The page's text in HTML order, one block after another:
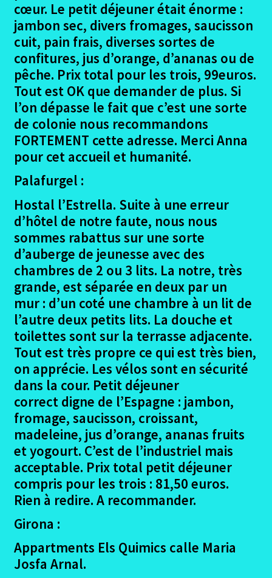
cœur. Le petit déjeuner était énorme :
jambon sec, divers fromages, saucisson
cuit, pain frais, diverses sortes de
confitures, jus d’orange, d’ananas ou de
pêche. Prix total pour les trois, 99euros.
Tout est OK que demander de plus. Si
l’on dépasse le fait que c’est une sorte
de colonie nous recommandons
FORTEMENT cette adresse. Merci Anna
pour cet accueil et humanité.
Palafurgel :
Hostal l’Estrella. Suite à une erreur
d’hôtel de notre faute, nous nous
sommes rabattus sur une sorte
d’auberge de jeunesse avec des
chambres de 2 ou 3 lits. La notre, très
grande, est séparée en deux par un
mur : d’un coté une chambre à un lit de
l’autre deux petits lits. La douche et
toilettes sont sur la terrasse adjacente.
Tout est très propre ce qui est très bien,
on apprécie. Les vélos sont en sécurité
dans la cour. Petit déjeuner
correct digne de l’Espagne : jambon,
fromage, saucisson, croissant,
madeleine, jus d’orange, ananas fruits
et yogourt. C’est de l’industriel mais
acceptable. Prix total petit déjeuner
compris pour les trois : 81,50 euros.
Rien à redire. A recommander.
Girona :
Appartments Els Quimics calle Maria
Josfa Arnal.